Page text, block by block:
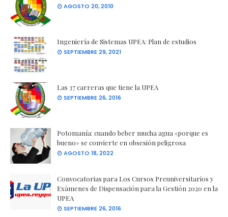
AGOSTO 20, 2010
Ingeniería de Sistemas UPEA: Plan de estudios
SEPTIEMBRE 29, 2021
Las 37 carreras que tiene la UPEA
SEPTIEMBRE 26, 2016
Potomanía: cuando beber mucha agua «porque es
bueno» se convierte en obsesión peligrosa
AGOSTO 18, 2022
Convocatorias para Los Cursos Preuniversitarios y
Exámenes de Dispensación para la Gestión 2020 en la
UPEA
SEPTIEMBRE 26, 2016